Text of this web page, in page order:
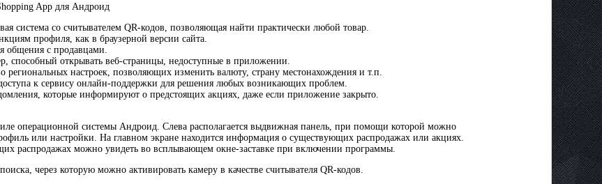
App для Андроид
система со считывателем QR-кодов, позволяющая найти практически любой товар.
профиля, как в браузерной версии сайта.
общения с продавцами.
способный открывать веб-страницы, недоступные в приложении.
региональных настроек, позволяющих изменить валюту, страну местонахождения и т.п.
к сервису онлайн-поддержки для решения любых возникающих проблем.
которые информируют о предстоящих акциях, даже если приложение закрыто.
операционной системы Андроид. Слева располагается выдвижная панель, при помощи которой можно
или настройки. На главном экране находится информация о существующих распродажах или акциях.
распродажах можно увидеть во всплывающем окне-заставке при включении программы.
через которую можно активировать камеру в качестве считывателя QR-кодов.